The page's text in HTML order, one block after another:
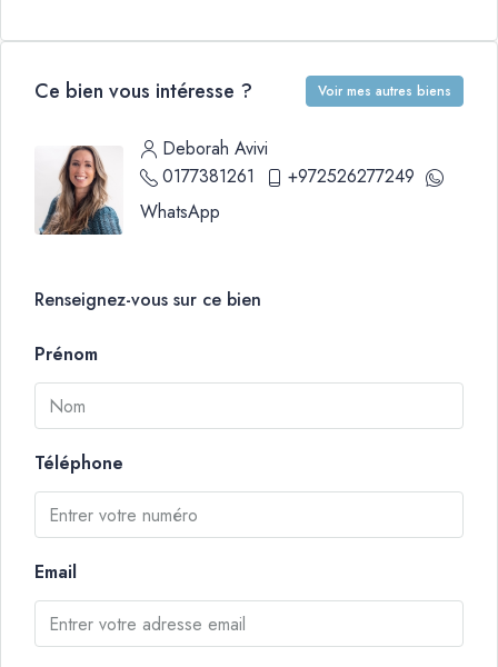
Ce bien vous intéresse ? Voir mes autres biens
Deborah Avivi
0177381261
+972526277249
WhatsApp
Renseignez-vous sur ce bien
Prénom
Téléphone
Email